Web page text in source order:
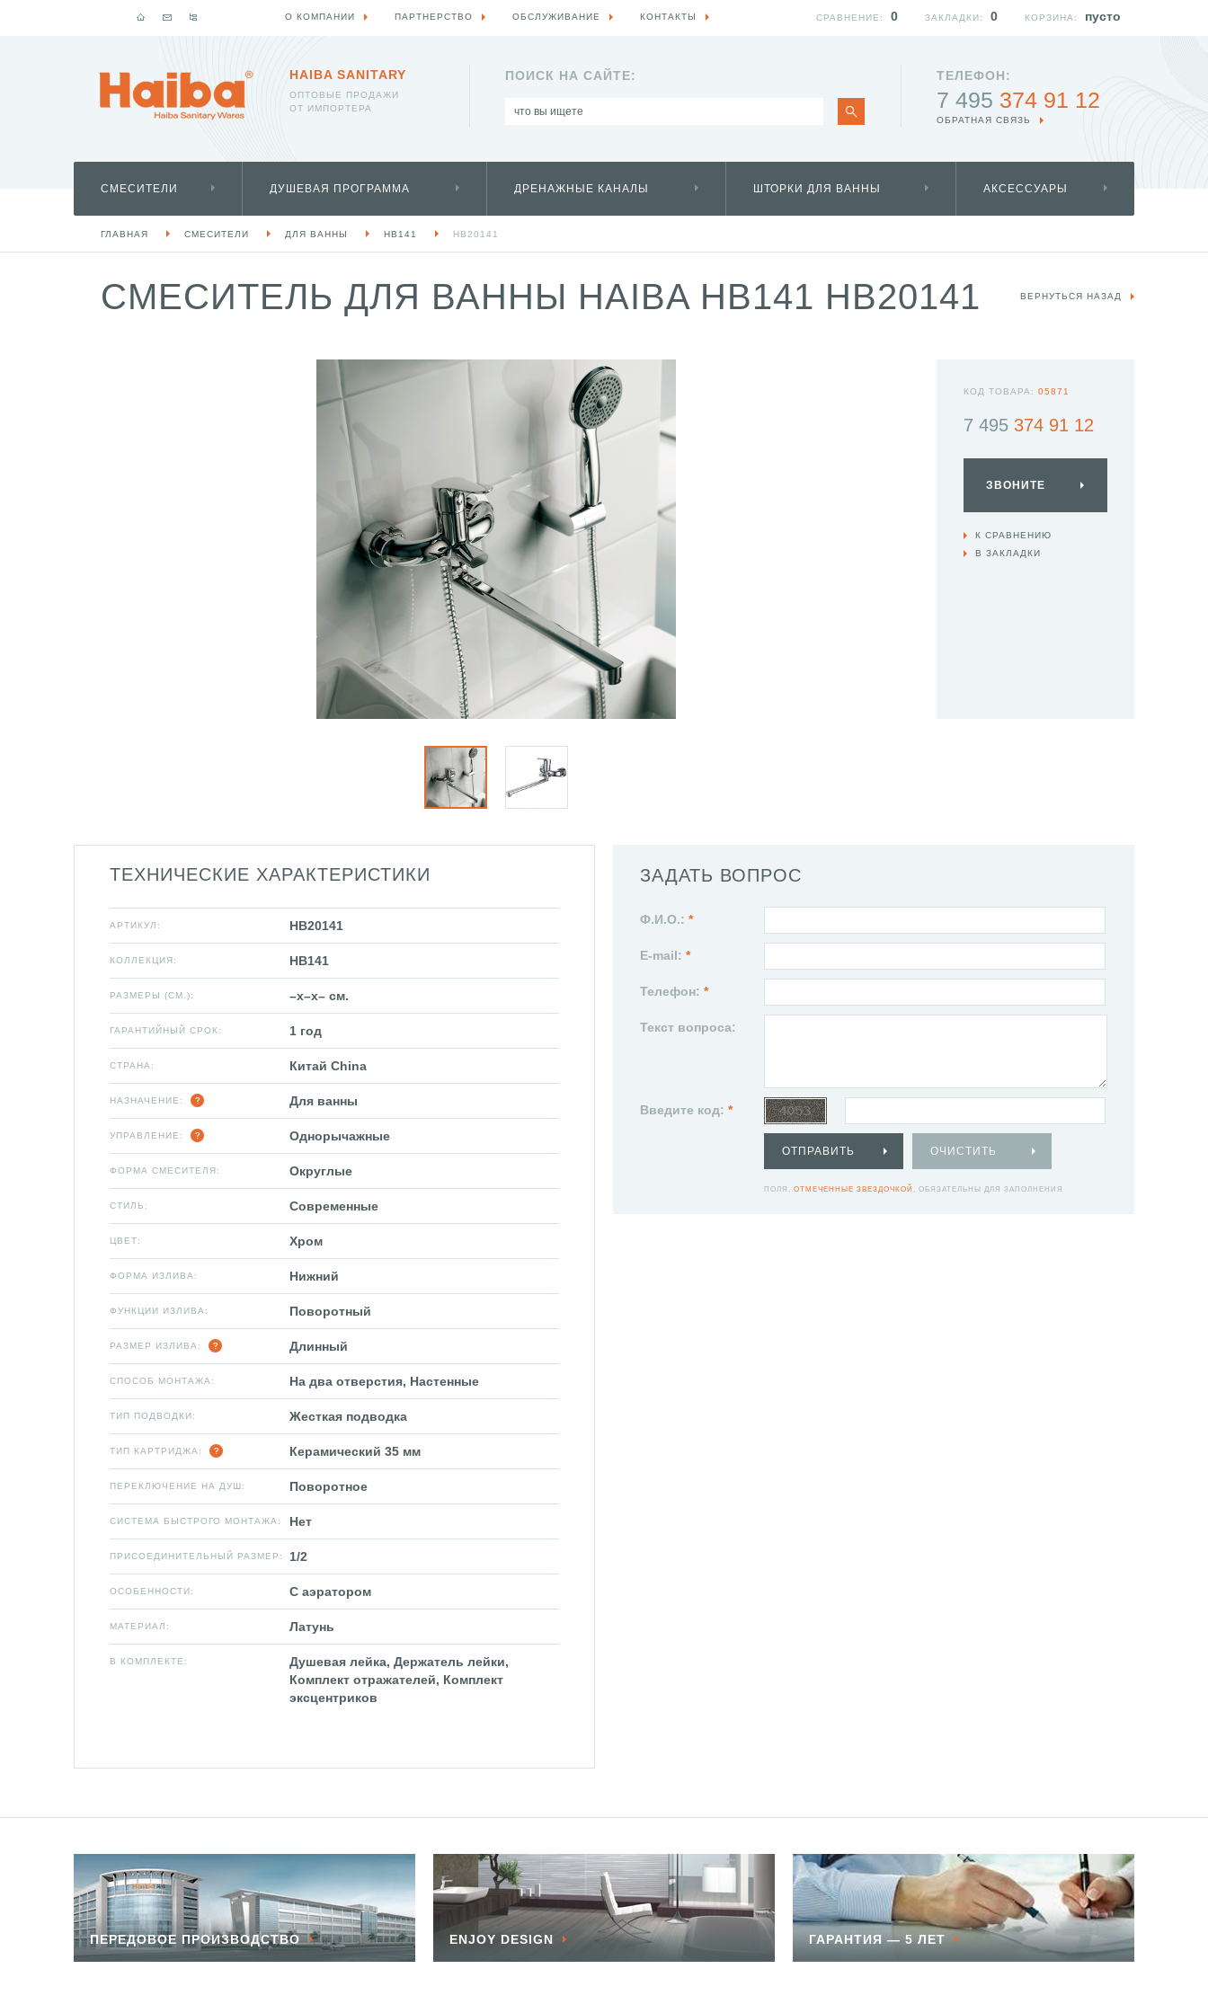
HAIBA SANITARY
ОПТОВЫЕ ПРОДАЖИ
ОТ ИМПОРТЕРА
ПОИСК НА САЙТЕ: ТЕЛЕФОН:
7 495 374 91 12
ОБРАТНАЯ СВЯЗЬ
СМЕСИТЕЛИ ДУШЕВАЯ ПРОГРАММА ДРЕНАЖНЫЕ КАНАЛЫ ШТОРКИ ДЛЯ ВАННЫ АКСЕССУАРЫ
ГЛАВНАЯ СМЕСИТЕЛИ ДЛЯ ВАННЫ HB141 HB20141
ВЕРНУТЬСЯ НАЗАД
СМЕСИТЕЛЬ ДЛЯ ВАННЫ HAIBA HB141 HB20141
КОД ТОВАРА: 05871
7 495 374 91 12
ЗВОНИТЕ
К СРАВНЕНИЮ
В ЗАКЛАДКИ
ТЕХНИЧЕСКИЕ ХАРАКТЕРИСТИКИ
АРТИКУЛ: HB20141
КОЛЛЕКЦИЯ: HB141
РАЗМЕРЫ (СМ.): –x–x– см.
ГАРАНТИЙНЫЙ СРОК: 1 год
СТРАНА: Китай China
НАЗНАЧЕНИЕ: Для ванны
УПРАВЛЕНИЕ: Однорычажные
ФОРМА СМЕСИТЕЛЯ: Округлые
СТИЛЬ: Современные
ЦВЕТ: Хром
ФОРМА ИЗЛИВА: Нижний
ФУНКЦИИ ИЗЛИВА: Поворотный
РАЗМЕР ИЗЛИВА: Длинный
СПОСОБ МОНТАЖА: На два отверстия, Настенные
ТИП ПОДВОДКИ: Жесткая подводка
ТИП КАРТРИДЖА: Керамический 35 мм
ПЕРЕКЛЮЧЕНИЕ НА ДУШ: Поворотное
СИСТЕМА БЫСТРОГО МОНТАЖА: Нет
ПРИСОЕДИНИТЕЛЬНЫЙ РАЗМЕР: 1/2
ОСОБЕННОСТИ: С аэратором
МАТЕРИАЛ: Латунь
В КОМПЛЕКТЕ:
Душевая лейка, Держатель лейки,
Комплект отражателей, Комплект
эксцентриков
ЗАДАТЬ ВОПРОС
Ф.И.О.: *
E-mail: *
Телефон: *
Текст вопроса:
Введите код: *
ОТПРАВИТЬ ОЧИСТИТЬ
ПОЛЯ, ОТМЕЧЕННЫЕ ЗВЕЗДОЧКОЙ , ОБЯЗАТЕЛЬНЫ ДЛЯ ЗАПОЛНЕНИЯ
ПЕРЕДОВОЕ ПРОИЗВОДСТВО ENJOY DESIGN ГАРАНТИЯ — 5 ЛЕТ
О КОМПАНИИ ПАРТНЕРСТВО ОБСЛУЖИВАНИЕ КОНТАКТЫ КОРЗИНА: пусто
ЗАКЛАДКИ: 0
СРАВНЕНИЕ: 0